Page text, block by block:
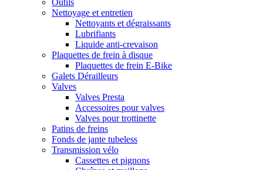
Outils
Nettoyage et entretien
Nettoyants et dégraissants
Lubrifiants
Liquide anti-crevaison
Plaquettes de frein à disque
Plaquettes de frein E-Bike
Galets Dérailleurs
Valves
Valves Presta
Accessoires pour valves
Valves pour trottinette
Patins de freins
Fonds de jante tubeless
Transmission vélo
Cassettes et pignons